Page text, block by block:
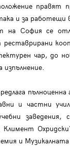
правят
и за работещи
на София се
чар, до
изпълнение.
пълноценна
и частни
заведения,
и